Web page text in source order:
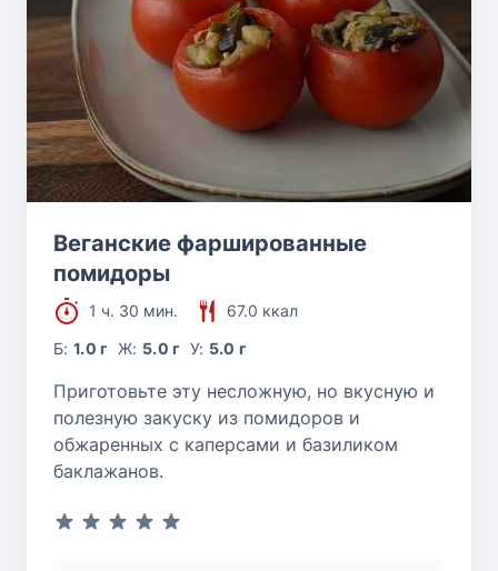
Веганские фаршированные
помидоры
1 ч. 30 мин.
67.0 ккал
Б:1.0 г Ж: 5.0 г У: 5.0 г
Приготовьте эту несложную, но вкусную и
полезную закуску из помидоров и
обжаренных с каперсами и базиликом
баклажанов.